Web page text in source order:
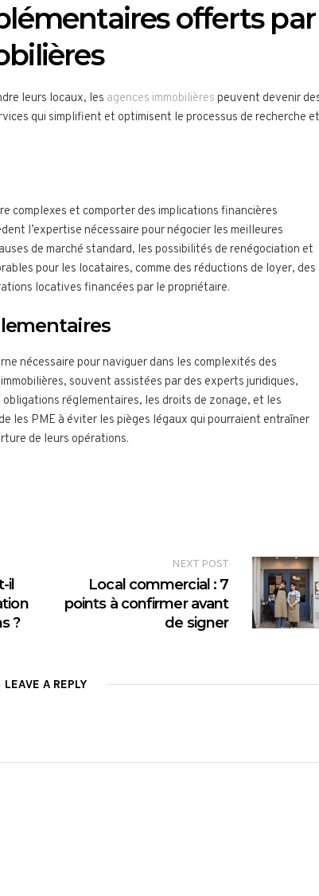
offerts par
leurs locaux, les agences immobilières peuvent devenir
qui simplifient et optimisent le processus de recherche et
complexes et comporter des implications financières
l’expertise nécessaire pour négocier les meilleures
de marché standard, les possibilités de renégociation et
pour les locataires, comme des réductions de loyer, des
locatives financées par le propriétaire.
nécessaire pour naviguer dans les complexités des
souvent assistées par des experts juridiques,
réglementaires, les droits de zonage, et les
les PME à éviter les pièges légaux qui pourraient entraîner
de leurs opérations.
il
?
NEXT POST
Local commercial : 7
points à confirmer avant
de signer
LEAVE A REPLY